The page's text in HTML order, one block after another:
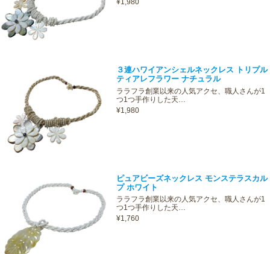
¥1,980
３連ハワイアンシェルネックレス トリプル
ティアレフラワー ナチュラル
ララフラ創業以来の人気アクセ、職人さんが1
つ1つ手作りした天…
¥1,980
ピュアビーズネックレス モンステラスカル
プ ホワイト
ララフラ創業以来の人気アクセ、職人さんが1
つ1つ手作りした天…
¥1,760